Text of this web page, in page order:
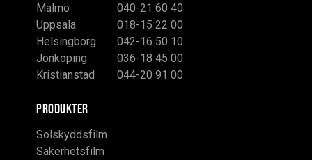
Malmö
040-21 60 40
Uppsala
018-15 22 00
Helsingborg
042-16 50 10
Jönköping
036-18 45 00
Kristianstad
044-20 91 00
PRODUKTER
Solskyddsfilm
Säkerhetsfilm